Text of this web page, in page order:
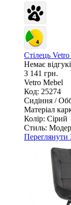
Стілець
Немає
3 141 грн.
Vetro Mebel
Код: 25274
Сидіння /
Матеріал
Колір: Сірий
Стиль:
Переглянути